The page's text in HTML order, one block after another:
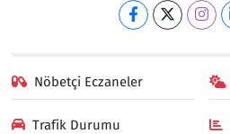
Nöbetçi Eczaneler
Trafik Durumu